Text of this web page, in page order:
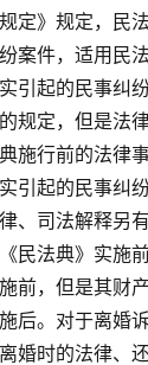
定》规定，民
案件，适用民
引起的民事纠
规定，但是法
施行前的法律
引起的民事纠
、司法解释另
民法典》实施
前，但是其财
后。对于离婚
婚时的法律、